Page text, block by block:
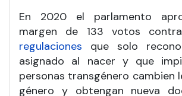
En 2020 el parlamento
margen de 133 votos
regulaciones que solo
asignado al nacer y que
personas transgénero cambien
género y obtengan nueva